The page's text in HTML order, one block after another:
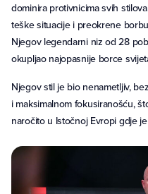
dominira protivnicima svih
teške situacije i preokrene
Njegov legendarni niz od 28
okupljao najopasnije borce
Njegov stil je bio nenametljiv,
i maksimalnom fokusiranošću,
naročito u Istočnoj Evropi gdje